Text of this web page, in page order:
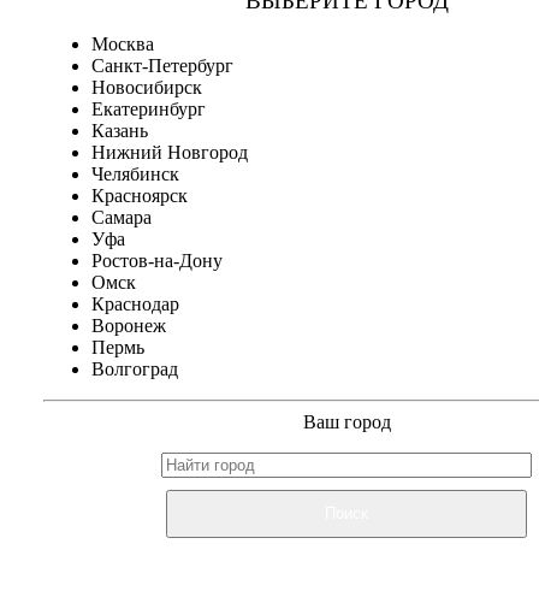
Москва
Санкт-Петербург
Новосибирск
Екатеринбург
Казань
Нижний Новгород
Челябинск
Красноярск
Самара
Уфа
Ростов-на-Дону
Омск
Краснодар
Воронеж
Пермь
Волгоград
Ваш город